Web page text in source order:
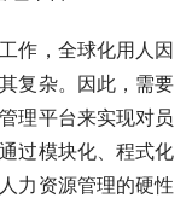
作，全球化用人因
复杂。因此，需要
理平台来实现对员
过模块化、程式化
力资源管理的硬性